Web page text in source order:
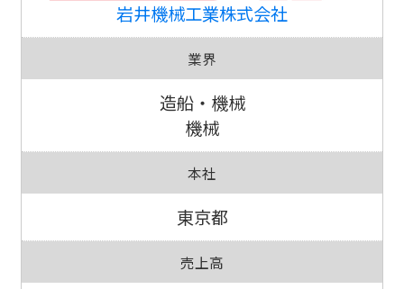
岩井機械工業株式会社
業界
造船・機械
機械
本社
東京都
売上高